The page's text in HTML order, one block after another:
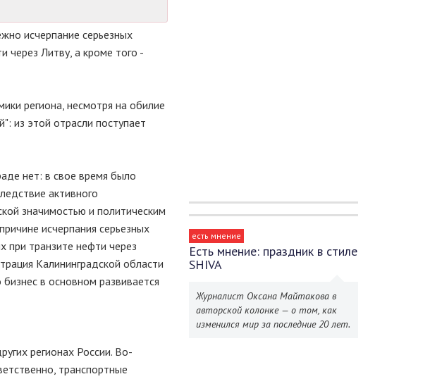
исчерпание серьезных
через Литву, а кроме того -
региона, несмотря на обилие
из этой отрасли поступает
нет: в свое время было
активного
значимостью и политическим
исчерпания серьезных
при транзите нефти через
Калининградской области
в основном развивается
регионах России. Во-
транспортные
есть мнение
Есть мнение: праздник в стиле
SHIVA
Журналист Оксана Майтакова в
авторской колонке — о том, как
изменился мир за последние 20 лет.